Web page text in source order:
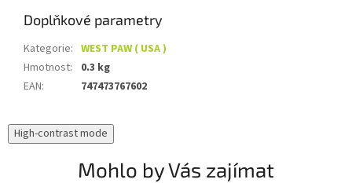
Doplňkové parametry
Kategorie: WEST PAW ( USA )
Hmotnost:
0.3 kg
EAN: 747473767602
High-contrast mode
Mohlo by Vás zajímat